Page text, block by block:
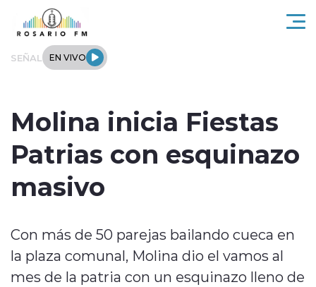
Click acá para ir directamente al contenido
SEÑAL EN VIVO
Regionales
Internacional
Deportes
Molina inicia Fiestas
Patrias con esquinazo
masivo
Con más de 50 parejas bailando cueca en
la plaza comunal, Molina dio el vamos al
mes de la patria con un esquinazo lleno de